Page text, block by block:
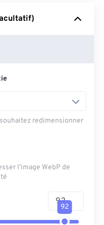
Drive
redimensionner
l'image WebP de
92